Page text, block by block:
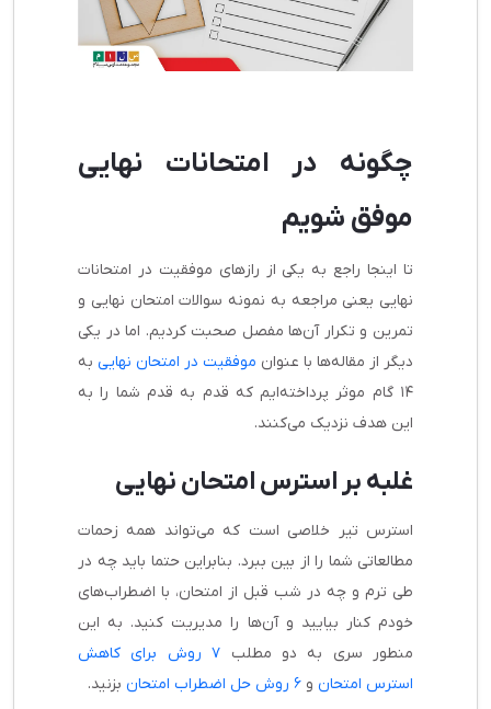
چگونه در امتحانات نهایی
موفق شویم
تا اینجا راجع به یکی از رازهای موفقیت در امتحانات
نهایی یعنی مراجعه به نمونه سوالات امتحان نهایی و
تمرین و تکرار آن‌ها مفصل صحبت کردیم. اما در یکی
دیگر از مقاله‌ها با عنوان موفقیت در امتحان نهایی به
۱۴ گام موثر پرداخته‌ایم که قدم به قدم شما را به
این هدف نزدیک می‌کنند.
غلبه بر استرس امتحان نهایی
استرس تیر خلاصی است که می‌تواند همه زحمات
مطالعاتی شما را از بین ببرد. بنابراین حتما باید چه در
طی ترم و چه در شب قبل از امتحان، با اضطراب‌های
خودم کنار بیایید و آن‌ها را مدیریت کنید. به این
منطور سری به دو مطلب
۷ روش برای کاهش
استرس امتحان و ۶ روش حل اضطراب امتحان بزنید.